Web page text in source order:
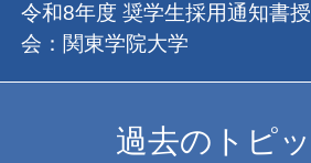
令和8年度 奨学生採用通知書
会：関東学院大学
過去のトピ